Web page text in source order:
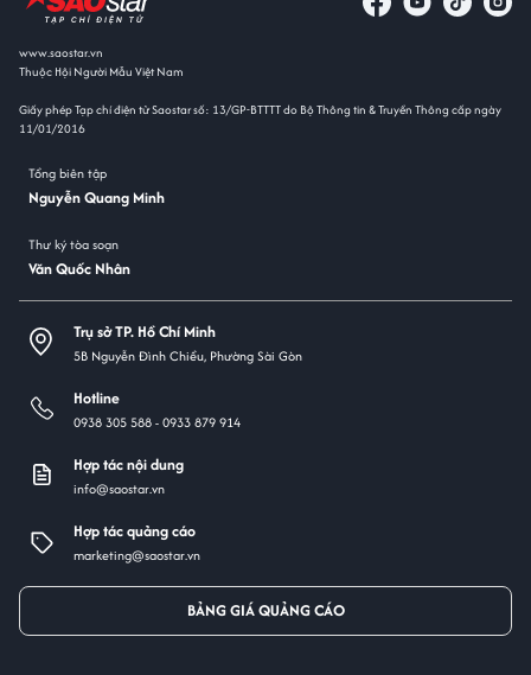
www.saostar.vn
Thuộc Hội Người Mẫu Việt Nam
Giấy phép Tạp chí điện tử Saostar số: 13/GP-BTTTT do Bộ Thông tin & Truyền Thông cấp ngày
11/01/2016
Tổng biên tập
Nguyễn Quang Minh
Thư ký tòa soạn
Văn Quốc Nhân
Trụ sở TP. Hồ Chí Minh
5B Nguyễn Đình Chiểu, Phường Sài Gòn
Hotline
0938 305 588 -0933 879 914
Hợp tác nội dung
info@saostar.vn
Hợp tác quảng cáo
marketing@saostar.vn
BẢNG GIÁ QUẢNG CÁO